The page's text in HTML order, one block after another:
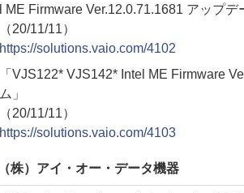
l ME Firmware Ver.12.0.71.1681 アップデ
（20/11/11）
https://solutions.vaio.com/4102
「VJS122* VJS142* Intel ME Firmware
ム」
（20/11/11）
https://solutions.vaio.com/4103
（株）アイ・オー・データ機器